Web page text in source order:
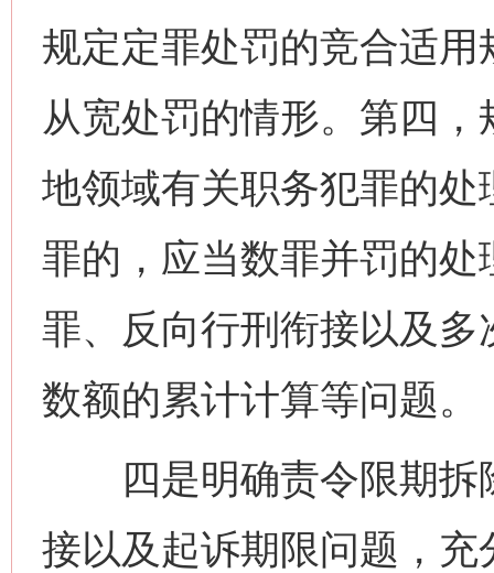
规定定罪处罚的竞合适
从宽处罚的情形。第四
地领域有关职务犯罪的
罪的，应当数罪并罚的
罪、反向行刑衔接以及
数额的累计计算等问题。
四是明确责令限期拆
接以及起诉期限问题，